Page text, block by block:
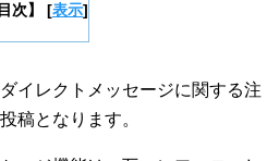
次】 [表示]
イレクトメッセージに関する注
稿となります。